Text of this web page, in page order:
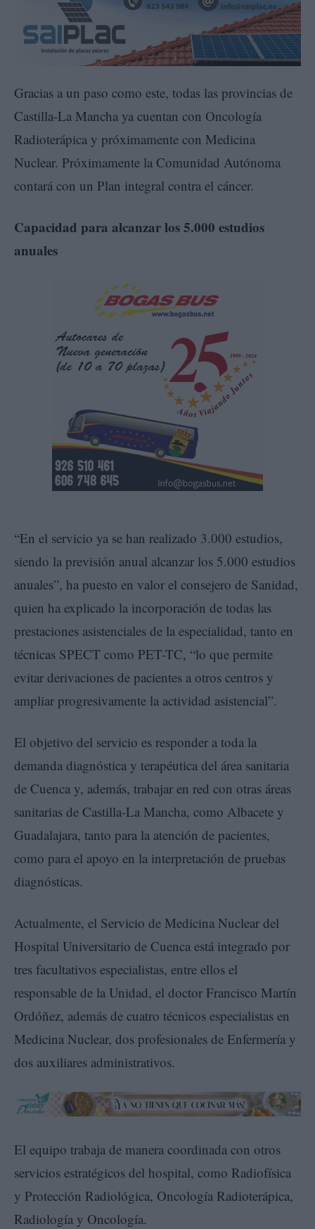
Gracias a un paso como este, todas las provincias de
Castilla-La Mancha ya cuentan con Oncología
Radioterápica y próximamente con Medicina
Nuclear. Próximamente la Comunidad Autónoma
contará con un Plan integral contra el cáncer.
Capacidad para alcanzar los 5.000 estudios
anuales
“En el servicio ya se han realizado 3.000 estudios,
siendo la previsión anual alcanzar los 5.000 estudios
anuales”, ha puesto en valor el consejero de Sanidad,
quien ha explicado la incorporación de todas las
prestaciones asistenciales de la especialidad, tanto en
técnicas SPECT como PET-TC, “lo que permite
evitar derivaciones de pacientes a otros centros y
ampliar progresivamente la actividad asistencial”.
El objetivo del servicio es responder a toda la
demanda diagnóstica y terapéutica del área sanitaria
de Cuenca y, además, trabajar en red con otras áreas
sanitarias de Castilla-La Mancha, como Albacete y
Guadalajara, tanto para la atención de pacientes,
como para el apoyo en la interpretación de pruebas
diagnósticas.
Actualmente, el Servicio de Medicina Nuclear del
Hospital Universitario de Cuenca está integrado por
tres facultativos especialistas, entre ellos el
responsable de la Unidad, el doctor Francisco Martín
Ordóñez, además de cuatro técnicos especialistas en
Medicina Nuclear, dos profesionales de Enfermería y
dos auxiliares administrativos.
El equipo trabaja de manera coordinada con otros
servicios estratégicos del hospital, como Radiofísica
y Protección Radiológica, Oncología Radioterápica,
Radiología y Oncología.